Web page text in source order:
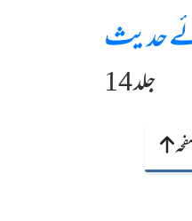
حدیث
جلد 14